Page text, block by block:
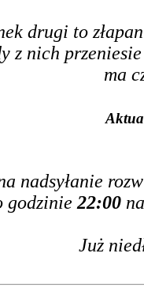
drugi to
z nich
ma
nadsyłanie
godzinie 22:00
Już